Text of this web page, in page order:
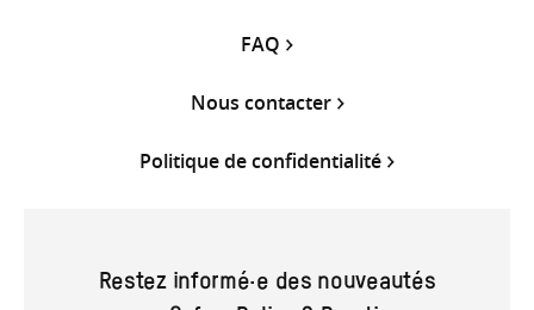
FAQ
Nous contacter
Politique de confidentialité
Restez informé·e des nouveautés